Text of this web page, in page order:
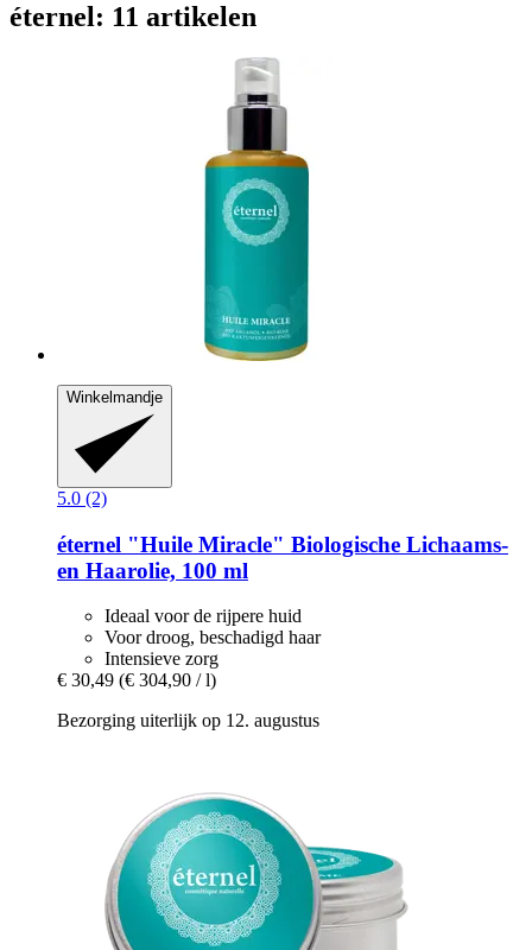
éternel: 11 artikelen
Winkelmandje
5.0 (2)
éternel "Huile Miracle" Biologische Lichaams-​
en Haarolie, 100 ml
Ideaal voor de rijpere huid
Voor droog, beschadigd haar
Intensieve zorg
€ 30,49 (€ 304,90 / l)
Bezorging uiterlijk op 12. augustus